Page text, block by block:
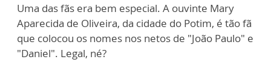
Uma das fãs era bem especial. A ouvinte Mary
Aparecida de Oliveira, da cidade do Potim, é tão fã
que colocou os nomes nos netos de "João Paulo" e
"Daniel". Legal, né?